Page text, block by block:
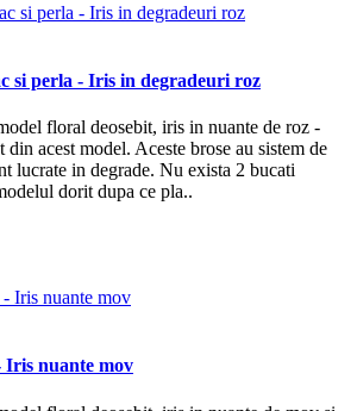
si perla - Iris in degradeuri roz
floral deosebit, iris in nuante de roz -
acest model. Aceste brose au sistem de
lucrate in degrade. Nu exista 2 bucati
dorit dupa ce pla..
Iris nuante mov